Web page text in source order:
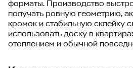
форматы. Производство
получать ровную геометрию,
кромок и стабильную склейку
использовать доску в
отоплением и обычной